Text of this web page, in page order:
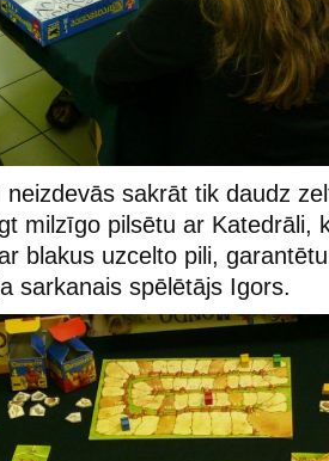
neizdevās sakrāt tik daudz
milzīgo pilsētu ar Katedrāli,
blakus uzcelto pili,
sarkanais spēlētājs Igors.